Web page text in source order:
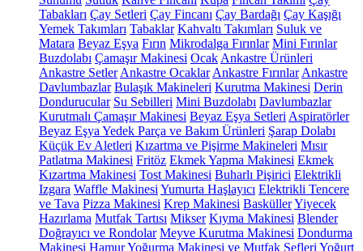
Tabakları Çay Setleri Çay Fincanı Çay Bardağı Çay Kaşığı
Yemek Takımları Tabaklar Kahvaltı Takımları Suluk ve
Matara Beyaz Eşya Fırın Mikrodalga Fırınlar Mini Fırınlar
Buzdolabı Çamaşır Makinesi Ocak Ankastre Ürünleri
Ankastre Setler Ankastre Ocaklar Ankastre Fırınlar Ankastre
Davlumbazlar Bulaşık Makineleri Kurutma Makinesi Derin
Dondurucular Su Sebilleri Mini Buzdolabı Davlumbazlar
Kurutmalı Çamaşır Makinesi Beyaz Eşya Setleri Aspiratörler
Beyaz Eşya Yedek Parça ve Bakım Ürünleri Şarap Dolabı
Küçük Ev Aletleri Kızartma ve Pişirme Makineleri Mısır
Patlatma Makinesi Fritöz Ekmek Yapma Makinesi Ekmek
Kızartma Makinesi Tost Makinesi Buharlı Pişirici Elektrikli
Izgara Waffle Makinesi Yumurta Haşlayıcı Elektrikli Tencere
ve Tava Pizza Makinesi Krep Makinesi BasküllerYiyecek
Hazırlama Mutfak Tartısı Mikser Kıyma Makinesi Blender
Doğrayıcı ve Rondolar Meyve Kurutma Makinesi Dondurma
Makinesi Hamur Yoğurma Makinesi ve Mutfak Şefleri Yoğurt